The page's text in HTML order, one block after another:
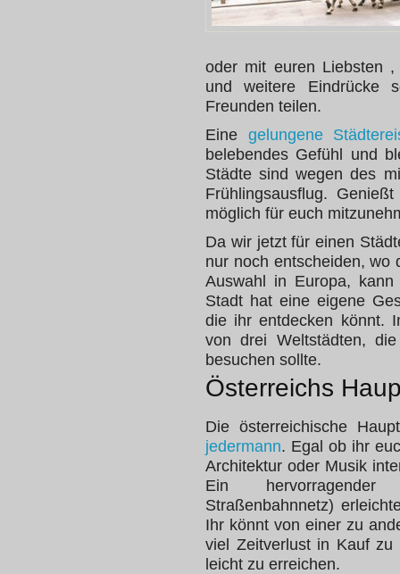
oder mit euren Liebsten ,
und weitere Eindrücke
Freunden teilen.
Eine gelungene
belebendes Gefühl und
Städte sind wegen des
Frühlingsausflug.
möglich für euch
Da wir jetzt für einen
nur noch entscheiden, wo
Auswahl in Europa,
Stadt hat eine eigene
die ihr entdecken könnt.
von drei Weltstädten,
besuchen sollte.
Österreichs
Die österreichische
jedermann. Egal ob ihr
Architektur oder Musik
Ein
Straßenbahnnetz)
Ihr könnt von einer zu
viel Zeitverlust in Kauf zu
leicht zu erreichen.